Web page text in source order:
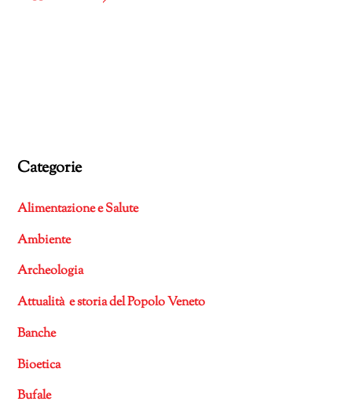
Categorie
Alimentazione e Salute
Ambiente
Archeologia
Attualità e storia del Popolo Veneto
Banche
Bioetica
Bufale